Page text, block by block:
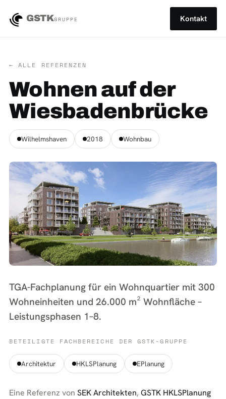
GSTKGRUPPE Kontakt
← ALLE REFERENZEN
Wohnen auf der
Wiesbadenbrücke
Wilhelmshaven 2018 Wohnbau
TGA-Fachplanung für ein Wohnquartier mit 300
Wohneinheiten und 26.000 m² Wohnfläche –
Leistungsphasen 1–8.
BETEILIGTE FACHBEREICHE DER GSTK-GRUPPE
Architektur HKLSPlanung EPlanung
Eine Referenz von SEK Architekten, GSTK HKLSPlanung